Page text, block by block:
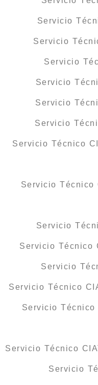
Servicio
Servicio
Servicio
Servicio
Servicio
Servicio
Servicio Técnico
Servicio Técnico
Servicio
Servicio Técnico
Servicio
Servicio Técnico
Servicio Técnico
Servicio Técnico
Servicio